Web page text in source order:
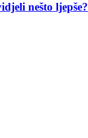
nešto ljepše?